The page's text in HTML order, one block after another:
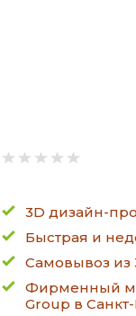
3D дизайн-
Быстрая и
Самовывоз из
Фирменный
Group в